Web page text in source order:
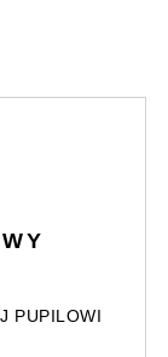
PUPILOWI